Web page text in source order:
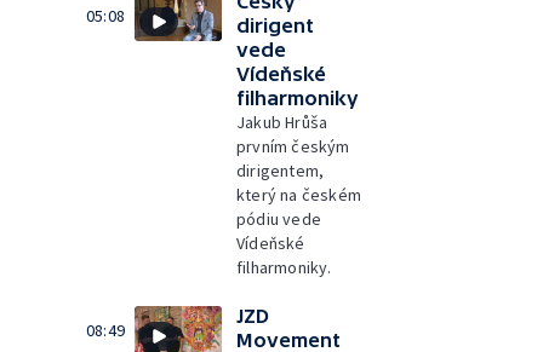
05:08
dirigent
vede
Vídeňské
filharmoniky
Jakub Hrůša
prvním českým
dirigentem,
který na českém
pódiu vede
Vídeňské
filharmoniky.
08:49
JZD
Movement